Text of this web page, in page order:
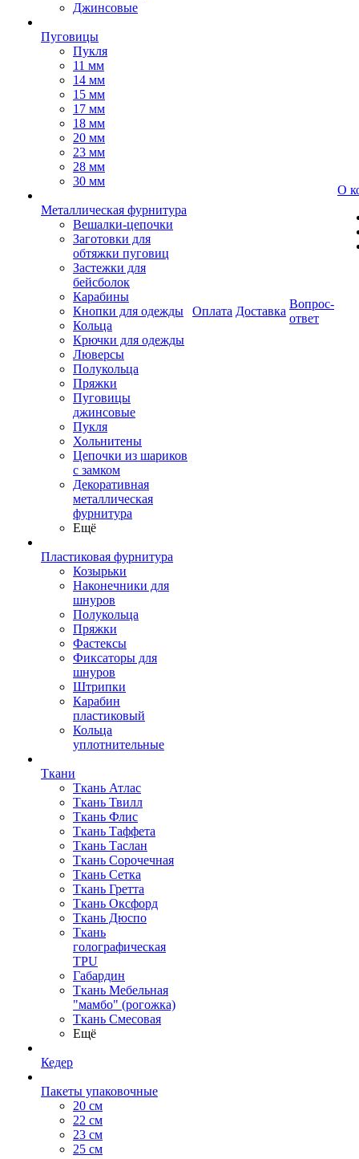
Джинсовые
Пуговицы
Пукля
11 мм
14 мм
15 мм
17 мм
18 мм
20 мм
23 мм
28 мм
30 мм
Металлическая фурнитура
Вешалки-цепочки
Заготовки для
обтяжки пуговиц
Застежки для
бейсболок
Карабины
Кнопки для одежды
Кольца
Крючки для одежды
Люверсы
Полукольца
Пряжки
Пуговицы
джинсовые
Пукля
Хольнитены
Цепочки из шариков
с замком
Декоративная
металлическая
фурнитура
Ещё
Пластиковая фурнитура
Козырьки
Наконечники для
шнуров
Полукольца
Пряжки
Фастексы
Фиксаторы для
шнуров
Штрипки
Карабин
пластиковый
Кольца
уплотнительные
Ткани
Ткань Атлас
Ткань Твилл
Ткань Флис
Ткань Таффета
Ткань Таслан
Ткань Сорочечная
Ткань Сетка
Ткань Гретта
Ткань Оксфорд
Ткань Дюспо
Ткань
голографическая
TPU
Габардин
Ткань Мебельная
"мамбо" (рогожка)
Ткань Смесовая
Ещё
Кедер
Пакеты упаковочные
20 см
22 см
23 см
25 см
Оплата Доставка
Вопрос-
ответ
О